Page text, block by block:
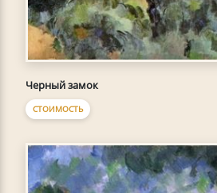
Черный замок
СТОИМОСТЬ